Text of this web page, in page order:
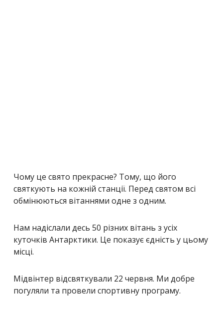
Чому це свято прекрасне? Тому, що його
святкують на кожній станції. Перед святом всі
обмінюються вітаннями одне з одним.
Нам надіслали десь 50 різних вітань з усіх
куточків Антарктики. Це показує єдність у цьому
місці.
Мідвінтер відсвяткували 22 червня. Ми добре
погуляли та провели спортивну програму.